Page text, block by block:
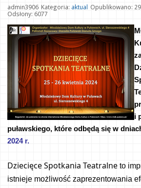
admin3906 Kategoria: aktual Opublikowano:
Odsłony: 6077
i
puławskiego, które odbędą się w
2024 r.
Dziecięce Spotkania Teatralne to
istnieje możliwość zaprezentowania